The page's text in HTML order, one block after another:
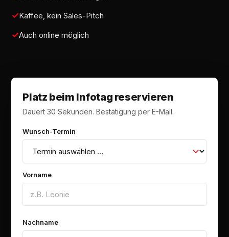
Kaffee, kein Sales-Pitch
Auch online möglich
Platz beim Infotag reservieren
Dauert 30 Sekunden. Bestätigung per E-Mail.
Wunsch-Termin
Vorname
Nachname